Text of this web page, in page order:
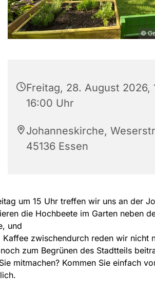
©
Freitag, 28. August 2026,
16:00 Uhr
Johanneskirche,
45136 Essen
um 15 Uhr treffen wir uns an der
die Hochbeete im Garten neben
und
Kaffee zwischendurch reden wir nicht
zum Begrünen des Stadtteils
mitmachen? Kommen Sie einfach